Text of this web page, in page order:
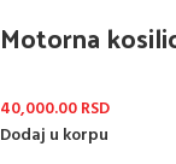
Motorna
40,000.00RSD
Dodaj u korpu